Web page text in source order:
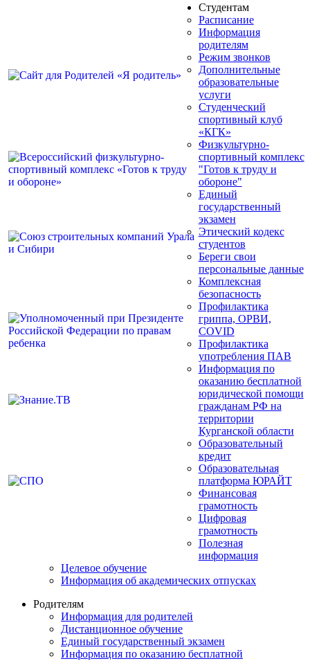
Студентам
Расписание
Информация
родителям
Режим звонков
Дополнительные
образовательные
услуги
Студенческий
спортивный клуб
«КГК»
Физкультурно-
спортивный комплекс
"Готов к труду и
обороне"
Единый
государственный
экзамен
Этический кодекс
студентов
Береги свои
персональные данные
Комплексная
безопасность
Профилактика
гриппа, ОРВИ,
COVID
Профилактика
употребления ПАВ
Информация по
оказанию бесплатной
юридической помощи
гражданам РФ на
территории
Курганской области
Образовательный
кредит
Образовательная
платформа ЮРАЙТ
Финансовая
грамотность
Цифровая
грамотность
Полезная
информация
Целевое обучение
Информация об академических отпусках
Родителям
Информация для родителей
Дистанционное обучение
Единый государственный экзамен
Информация по оказанию бесплатной